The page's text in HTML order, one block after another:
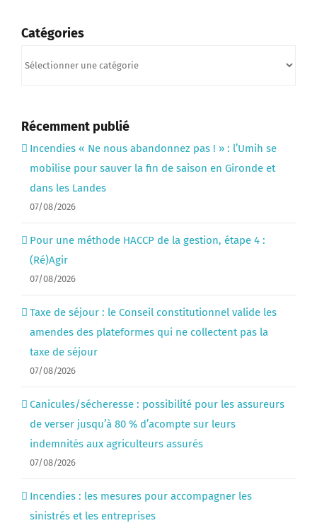
Catégories
Récemment publié
Incendies « Ne nous abandonnez pas ! » : l’Umih se
mobilise pour sauver la fin de saison en Gironde et
dans les Landes
07/08/2026
Pour une méthode HACCP de la gestion, étape 4 :
(Ré)Agir
07/08/2026
Taxe de séjour : le Conseil constitutionnel valide les
amendes des plateformes qui ne collectent pas la
taxe de séjour
07/08/2026
Canicules/sécheresse : possibilité pour les assureurs
de verser jusqu’à 80 % d’acompte sur leurs
indemnités aux agriculteurs assurés
07/08/2026
Incendies : les mesures pour accompagner les
sinistrés et les entreprises